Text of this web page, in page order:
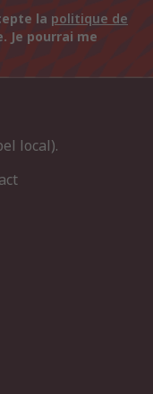
la politique de
Je pourrai me
local).